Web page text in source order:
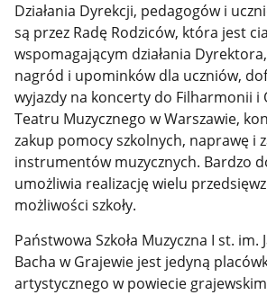
Działania Dyrekcji, pedagogów i
są przez Radę Rodziców, która jest
wspomagającym działania
nagród i upominków dla uczniów,
wyjazdy na koncerty do Filharmonii i
Teatru Muzycznego w Warszawie,
zakup pomocy szkolnych, naprawę i
instrumentów muzycznych. Bardzo
umożliwia realizację wielu
możliwości szkoły.
Państwowa Szkoła Muzyczna I st. im.
Bacha w Grajewie jest jedyną
artystycznego w powiecie